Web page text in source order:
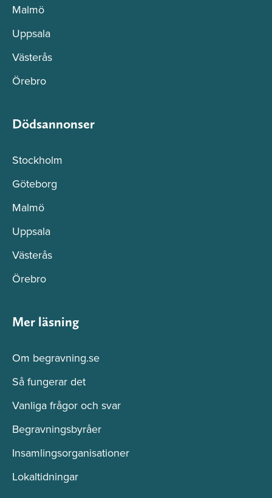
Malmö
Uppsala
Västerås
Örebro
Dödsannonser
Stockholm
Göteborg
Malmö
Uppsala
Västerås
Örebro
Mer läsning
Om begravning.se
Så fungerar det
Vanliga frågor och svar
Begravningsbyråer
Insamlingsorganisationer
Lokaltidningar